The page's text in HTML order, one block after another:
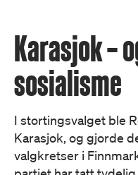
Karasjok –
sosialisme
I stortingsvalget ble
Karasjok, og gjorde
valgkretser i